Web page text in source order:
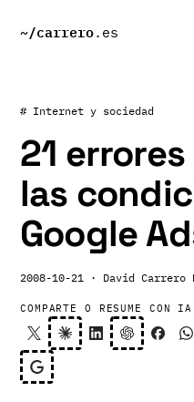
~/carrero.es
# Internet y sociedad
21
las
Google
2008-10-21 · David Carrero
COMPARTE O RESUME CON IA